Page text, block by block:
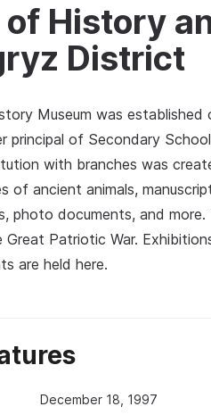
of History
District
Museum was established
principal of Secondary
with branches was
of ancient animals,
photo documents, and
Patriotic War.
are held here.
December 18, 1997